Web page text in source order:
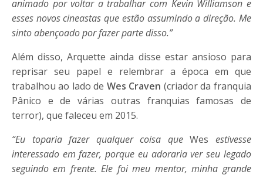
animado por voltar a trabalhar com Kevin Williamson e
esses novos cineastas que estão assumindo a direção. Me
sinto abençoado por fazer parte disso.”
Além disso, Arquette ainda disse estar ansioso para
reprisar seu papel e relembrar a época em que
trabalhou ao lado de Wes Craven (criador da franquia
Pânico e de várias outras franquias famosas de
terror), que faleceu em 2015.
“Eu toparia fazer qualquer coisa queWes estivesse
interessado em fazer, porque eu adoraria ver seu legado
seguindo em frente. Ele foi meu mentor, minha grande